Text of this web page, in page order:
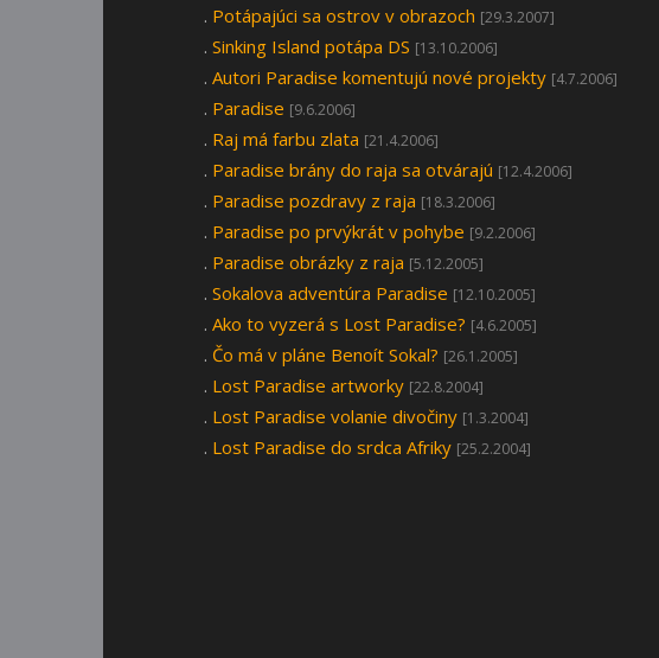
. Potápajúci sa ostrov v obrazoch [29.3.2007]
. Sinking Island potápa DS [13.10.2006]
. Autori Paradise komentujú nové projekty [4.7.2006]
. Paradise [9.6.2006]
. Raj má farbu zlata [21.4.2006]
. Paradise brány do raja sa otvárajú [12.4.2006]
. Paradise pozdravy z raja [18.3.2006]
. Paradise po prvýkrát v pohybe [9.2.2006]
. Paradise obrázky z raja [5.12.2005]
. Sokalova adventúra Paradise [12.10.2005]
. Ako to vyzerá s Lost Paradise? [4.6.2005]
. Čo má v pláne Benoít Sokal? [26.1.2005]
. Lost Paradise artworky [22.8.2004]
. Lost Paradise volanie divočiny [1.3.2004]
. Lost Paradise do srdca Afriky [25.2.2004]